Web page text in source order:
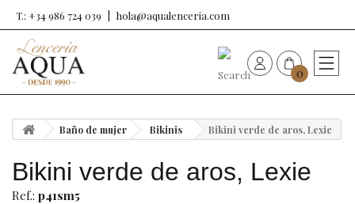
T.: +34 986 724 039 hola@aqualenceria.com
0
Baño de mujer Bikinis Bikini verde de aros, Lexie
Bikini verde de aros, Lexie
Ref.: p41sm5